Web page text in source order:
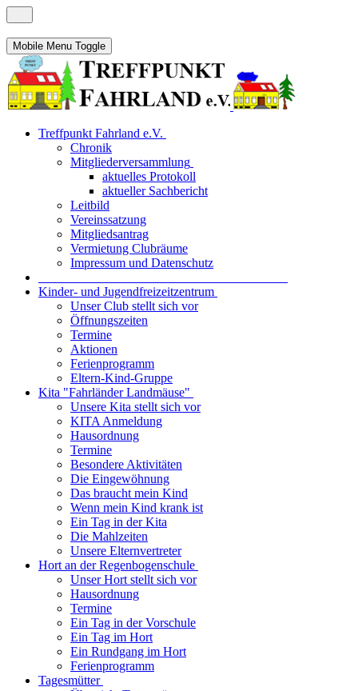
Mobile Menu Toggle
Treffpunkt Fahrland e.V.
Chronik
Mitgliederversammlung
aktuelles Protokoll
aktueller Sachbericht
Leitbild
Vereinssatzung
Mitgliedsantrag
Vermietung Clubräume
Impressum und Datenschutz
Kinder- und Jugendfreizeitzentrum
Unser Club stellt sich vor
Öffnungszeiten
Termine
Aktionen
Ferienprogramm
Eltern-Kind-Gruppe
Kita "Fahrländer Landmäuse"
Unsere Kita stellt sich vor
KITA Anmeldung
Hausordnung
Termine
Besondere Aktivitäten
Die Eingewöhnung
Das braucht mein Kind
Wenn mein Kind krank ist
Ein Tag in der Kita
Die Mahlzeiten
Unsere Elternvertreter
Hort an der Regenbogenschule
Unser Hort stellt sich vor
Hausordnung
Termine
Ein Tag in der Vorschule
Ein Tag im Hort
Ein Rundgang im Hort
Ferienprogramm
Tagesmütter